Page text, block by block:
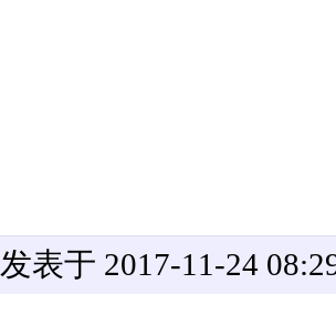
发表于 2017-11-24